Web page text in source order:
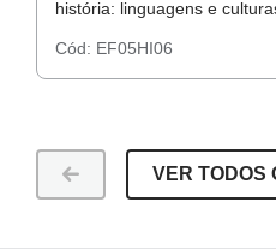
história: linguagens e
Cód: EF05HI06
VER TODOS